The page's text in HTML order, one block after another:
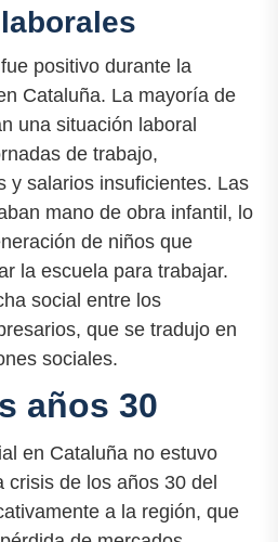
positivo durante la
Cataluña. La mayoría de
una situación laboral
de trabajo,
y salarios insuficientes. Las
mano de obra infantil, lo
de niños que
la escuela para trabajar.
social entre los
que se tradujo en
sociales.
años 30
en Cataluña no estuvo
crisis de los años 30 del
a la región, que